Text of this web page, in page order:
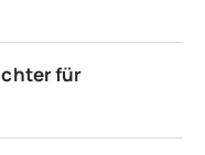
für